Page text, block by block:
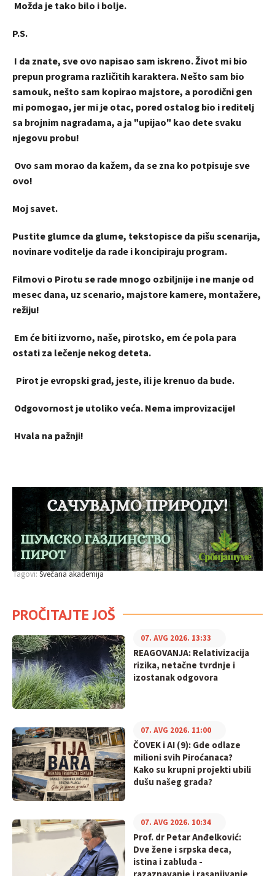
Možda je tako bilo i bolje.
P.S.
I da znate, sve ovo napisao sam iskreno. Život mi bio
prepun programa različitih karaktera. Nešto sam bio
samouk, nešto sam kopirao majstore, a porodični gen
mi pomogao, jer mi je otac, pored ostalog bio i reditelj
sa brojnim nagradama, a ja "upijao" kao dete svaku
njegovu probu!
Ovo sam morao da kažem, da se zna ko potpisuje sve
ovo!
Moj savet.
Pustite glumce da glume, tekstopisce da pišu scenarija,
novinare voditelje da rade i koncipiraju program.
Filmovi o Pirotu se rade mnogo ozbiljnije i ne manje od
mesec dana, uz scenario, majstore kamere, montažere,
režiju!
Em će biti izvorno, naše, pirotsko, em će pola para
ostati za lečenje nekog deteta.
Pirot je evropski grad, jeste, ili je krenuo da bude.
Odgovornost je utoliko veća. Nema improvizacije!
Hvala na pažnji!
Tagovi:Svečana akademija
PROČITAJTE JOŠ
REAGOVANJA: Relativizacija
rizika, netačne tvrdnje i
izostanak odgovora
07. AVG 2026. 13:33
ČOVEK i AI (9): Gde odlaze
milioni svih Piroćanaca?
Kako su krupni projekti ubili
dušu našeg grada?
07. AVG 2026. 11:00
Prof. dr Petar Anđelković:
Dve žene i srpska deca,
istina i zabluda -
07. AVG 2026. 10:34